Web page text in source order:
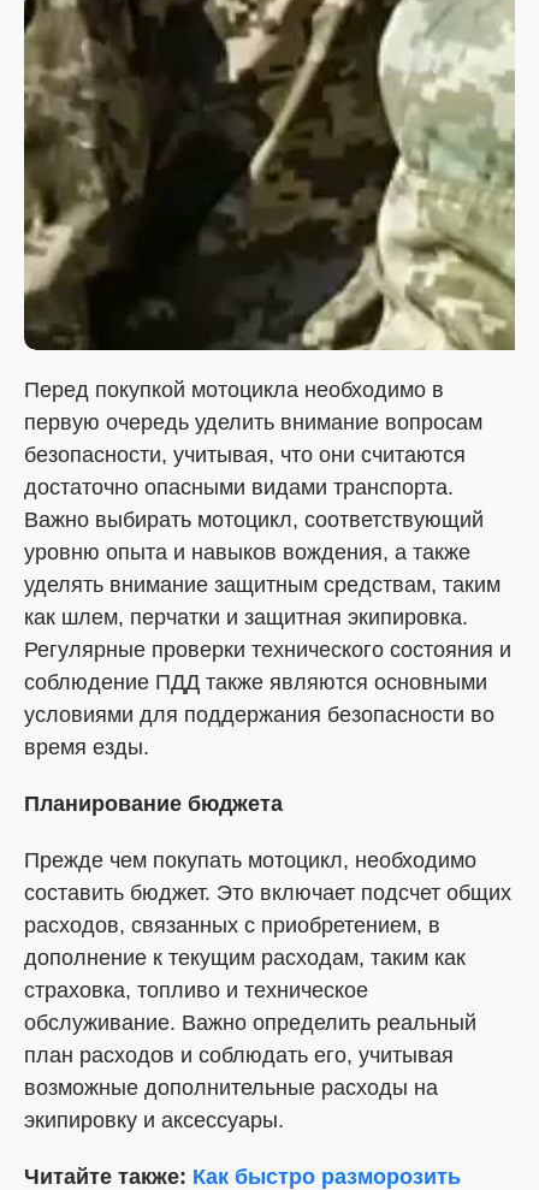
Перед покупкой мотоцикла необходимо в
первую очередь уделить внимание вопросам
безопасности, учитывая, что они считаются
достаточно опасными видами транспорта.
Важно выбирать мотоцикл, соответствующий
уровню опыта и навыков вождения, а также
уделять внимание защитным средствам, таким
как шлем, перчатки и защитная экипировка.
Регулярные проверки технического состояния и
соблюдение ПДД также являются основными
условиями для поддержания безопасности во
время езды.
Планирование бюджета
Прежде чем покупать мотоцикл, необходимо
составить бюджет. Это включает подсчет общих
расходов, связанных с приобретением, в
дополнение к текущим расходам, таким как
страховка, топливо и техническое
обслуживание. Важно определить реальный
план расходов и соблюдать его, учитывая
возможные дополнительные расходы на
экипировку и аксессуары.
Читайте также: Как быстро разморозить